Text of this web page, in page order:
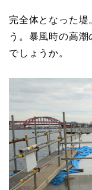
完全体となった堤
う。暴風時の高
でしょうか。